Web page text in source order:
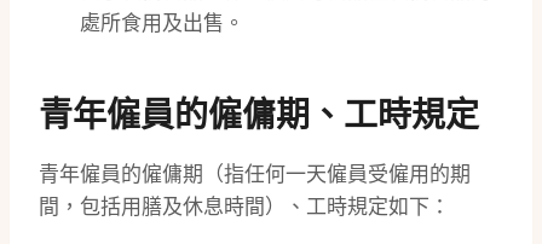
處所食用及出售。
青年僱員的僱傭期、工時規定
青年僱員的僱傭期（指任何一天僱員受僱用的期
間，包括用膳及休息時間）、工時規定如下：